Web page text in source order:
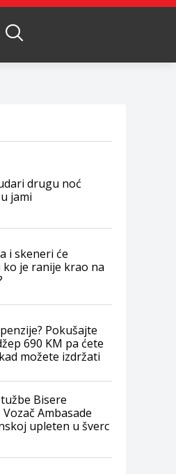
drugu noć
jami
i skeneri će
je ranije krao na
Pokušajte
690 KM pa ćete
možete izdržati
Bisere
Ambasade
upleten u šverc